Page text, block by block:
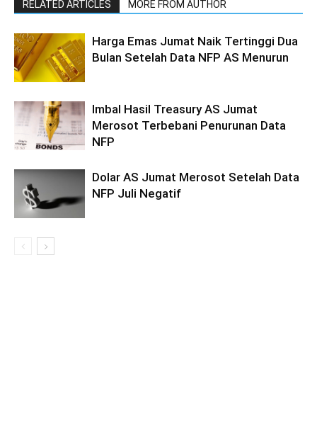
RELATED ARTICLES MORE FROM AUTHOR
Harga Emas Jumat Naik Tertinggi Dua
Bulan Setelah Data NFP AS Menurun
Imbal Hasil Treasury AS Jumat
Merosot Terbebani Penurunan Data
NFP
Dolar AS Jumat Merosot Setelah Data
NFP Juli Negatif